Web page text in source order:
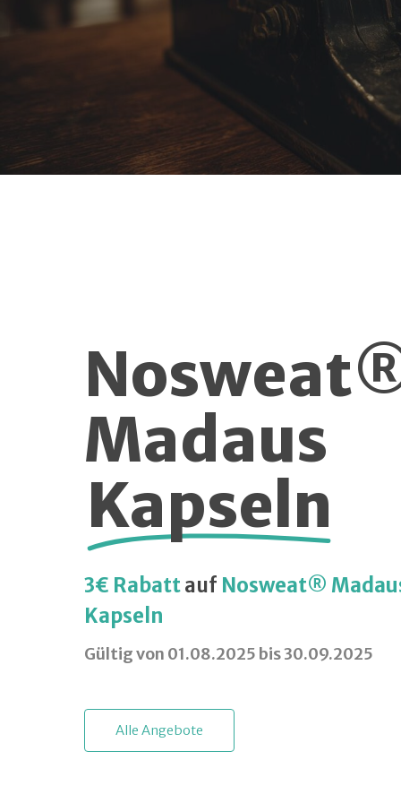
Madaus
Kapseln
3€ Rabattauf Nosweat®
Kapseln
Gültig von 01.08.2025 bis 30.09.2025
Alle Angebote